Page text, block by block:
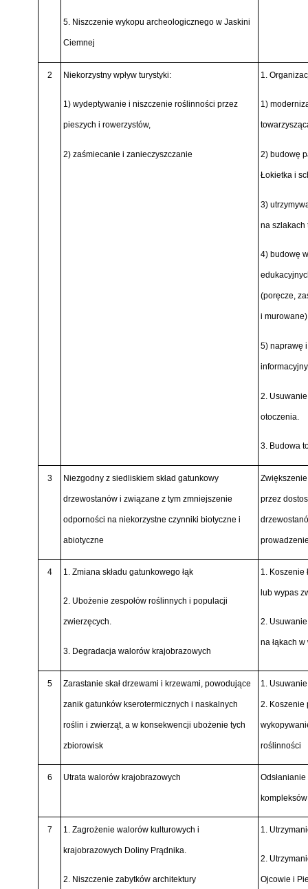
5. Niszczenie wykopu archeologicznego w Jaskini
Ciemnej
2 Niekorzystny wpływ turystyki:
1) wydeptywanie i niszczenie roślinności przez
pieszych i rowerzystów,
2) zaśmiecanie i zanieczyszczanie
1.
1)
2) budowę
Łokietka i
3)
na szlakach
4) budowę
(poręcze,
i
5) naprawę
2.
otoczenia.
3. Budowa
3 Niezgodny z siedliskiem skład gatunkowy
drzewostanów i związane z tym zmniejszenie
odporności na niekorzystne czynniki biotyczne i
abiotyczne
przez
4 1. Zmiana składu gatunkowego łąk
2. Ubożenie zespołów roślinnych i populacji
zwierzęcych.
3. Degradacja walorów krajobrazowych
1. Koszenie
lub wypas
2.
na łąkach
5 Zarastanie skał drzewami i krzewami, powodujące
zanik gatunków kserotermicznych i naskalnych
roślin i zwierząt, a w konsekwencji ubożenie tych
zbiorowisk
1.
2. Koszenie
roślinności
6 Utrata walorów krajobrazowych
7 1. Zagrożenie walorów kulturowych i
krajobrazowych Doliny Prądnika.
2. Niszczenie zabytków architektury
1.
2.
Ojcowie i